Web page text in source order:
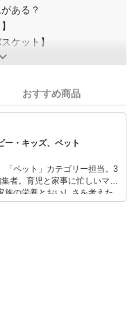
ある？
ケット】
おすすめ商品
ー・キッズ、ペット
「ペット」カテゴリー担当。3
者。育児と家事に忙しいママ
族の栄養とおいしさを考えた
スタイムを楽しむためのスイ